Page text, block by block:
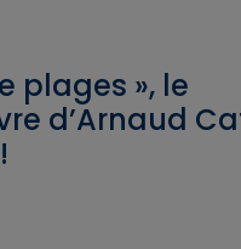
plages », le
d’Arnaud